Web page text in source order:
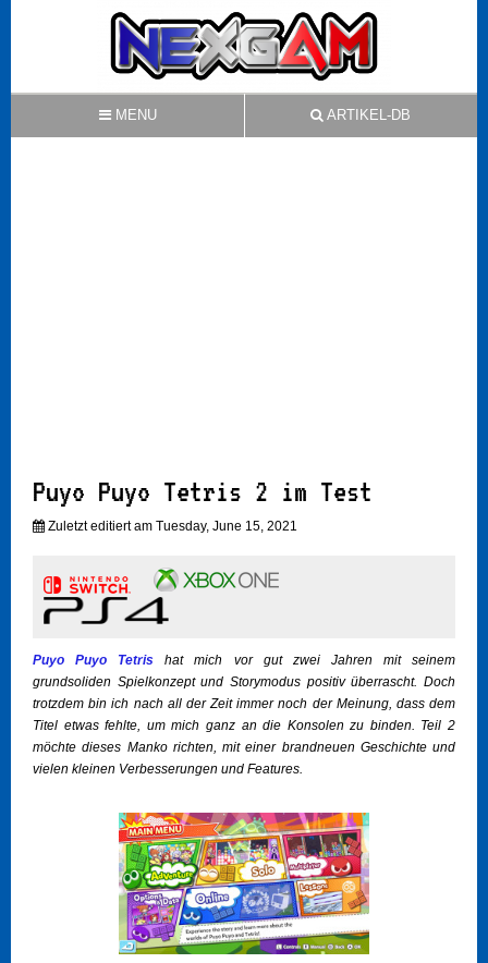
MENU ARTIKEL-DB
Puyo Puyo Tetris 2 im Test
Zuletzt editiert am Tuesday, June 15, 2021
Puyo Puyo Tetris hat mich vor gut zwei Jahren mit seinem
grundsoliden Spielkonzept und Storymodus positiv überrascht. Doch
trotzdem bin ich nach all der Zeit immer noch der Meinung, dass dem
Titel etwas fehlte, um mich ganz an die Konsolen zu binden. Teil 2
möchte dieses Manko richten, mit einer brandneuen Geschichte und
vielen kleinen Verbesserungen und Features.